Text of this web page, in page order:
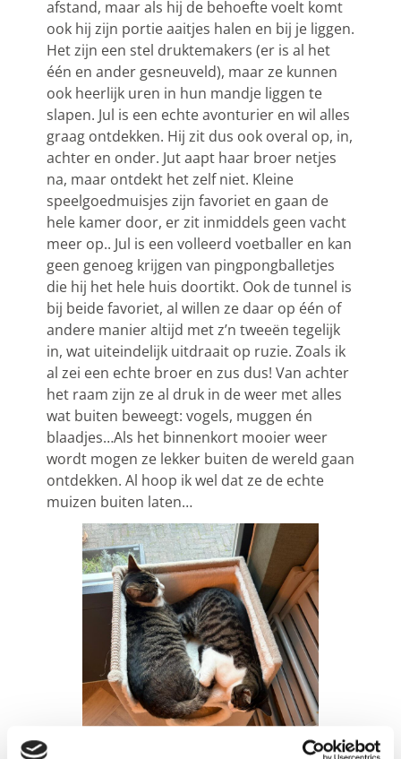
afstand, maar als hij de behoefte voelt komt
ook hij zijn portie aaitjes halen en bij je liggen.
Het zijn een stel druktemakers (er is al het
één en ander gesneuveld), maar ze kunnen
ook heerlijk uren in hun mandje liggen te
slapen. Jul is een echte avonturier en wil alles
graag ontdekken. Hij zit dus ook overal op, in,
achter en onder. Jut aapt haar broer netjes
na, maar ontdekt het zelf niet. Kleine
speelgoedmuisjes zijn favoriet en gaan de
hele kamer door, er zit inmiddels geen vacht
meer op.. Jul is een volleerd voetballer en kan
geen genoeg krijgen van pingpongballetjes
die hij het hele huis doortikt. Ook de tunnel is
bij beide favoriet, al willen ze daar op één of
andere manier altijd met z’n tweeën tegelijk
in, wat uiteindelijk uitdraait op ruzie. Zoals ik
al zei een echte broer en zus dus! Van achter
het raam zijn ze al druk in de weer met alles
wat buiten beweegt: vogels, muggen én
blaadjes…Als het binnenkort mooier weer
wordt mogen ze lekker buiten de wereld gaan
ontdekken. Al hoop ik wel dat ze de echte
muizen buiten laten…